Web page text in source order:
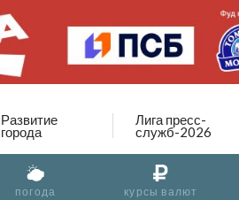
Развитие
города
Лига пресс-
служб-2026
погода курсы валют